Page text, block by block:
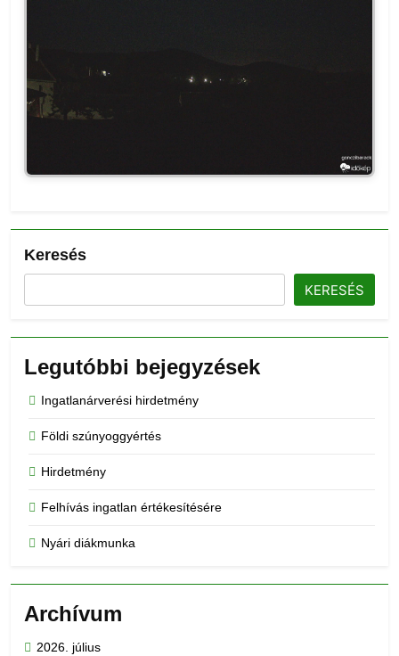
Keresés
KERESÉS
Legutóbbi bejegyzések
Ingatlanárverési hirdetmény
Földi szúnyoggyértés
Hirdetmény
Felhívás ingatlan értékesítésére
Nyári diákmunka
Archívum
2026. július